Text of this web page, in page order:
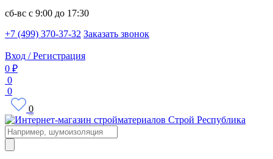
сб-вс с 9:00 до 17:30
+7 (499) 370-37-32 Заказать звонок
Вход / Регистрация
0 ₽
0
0
0
Поиск
товаров